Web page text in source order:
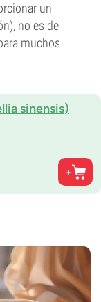
un
no es de
muchos
sinensis)